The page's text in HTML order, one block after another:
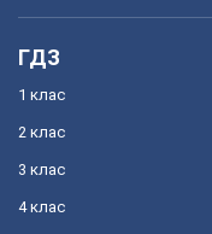
ГДЗ
1 клас
2 клас
3 клас
4 клас